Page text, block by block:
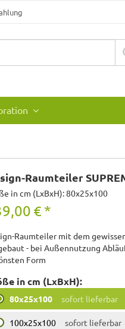
Raumteiler
in cm (LxBxH): 80x25x100
€ *
Raumteiler mit dem
- bei Außennutzung
Form
in cm (LxBxH):
80x25x100 sofort lieferbar
100x25x100 sofort lieferbar